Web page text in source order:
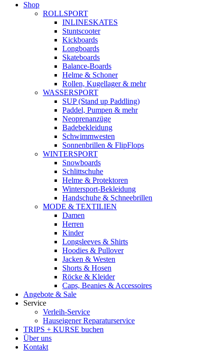
Shop
ROLLSPORT
INLINESKATES
Stuntscooter
Kickboards
Longboards
Skateboards
Balance-Boards
Helme & Schoner
Rollen, Kugellager & mehr
WASSERSPORT
SUP (Stand up Paddling)
Paddel, Pumpen & mehr
Neoprenanzüge
Badebekleidung
Schwimmwesten
Sonnenbrillen & FlipFlops
WINTERSPORT
Snowboards
Schlittschuhe
Helme & Protektoren
Wintersport-Bekleidung
Handschuhe & Schneebrillen
MODE & TEXTILIEN
Damen
Herren
Kinder
Longsleeves & Shirts
Hoodies & Pullover
Jacken & Westen
Shorts & Hosen
Röcke & Kleider
Caps, Beanies & Accessoires
Angebote & Sale
Service
Verleih-Service
Hauseigener Reparaturservice
TRIPS + KURSE buchen
Über uns
Kontakt